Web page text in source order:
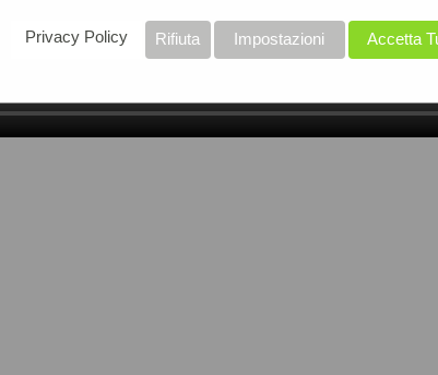
Accetta
Impostazioni
Rifiuta
Privacy Policy